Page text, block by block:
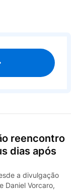
reencontro
dias após
a divulgação
Daniel Vorcaro,